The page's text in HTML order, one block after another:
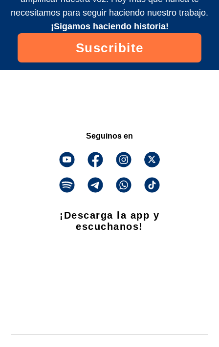
necesitamos para seguir haciendo nuestro trabajo.
¡Sigamos haciendo historia!
Suscribite
Seguinos en
¡Descarga la app y
escuchanos!